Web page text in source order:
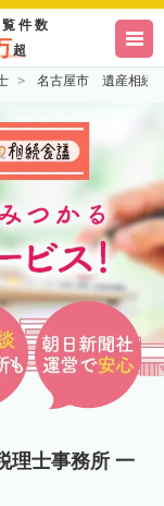
件数
超
名古屋市 遺産相続
理士事務所 一